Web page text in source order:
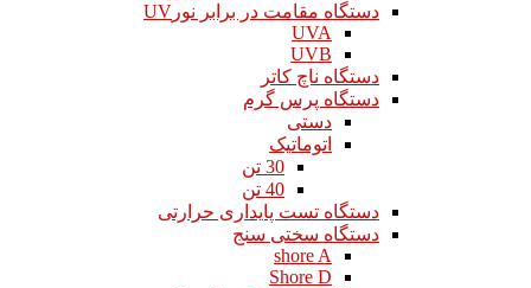
دستگاه مقامت در برابر نورUV
UVA
UVB
دستگاه ناچ کاتر
دستگاه پرس گرم
دستی
اتوماتیک
30 تن
40 تن
دستگاه تست پایداری حرارتی
دستگاه سختی سنج
shore A
Shore D